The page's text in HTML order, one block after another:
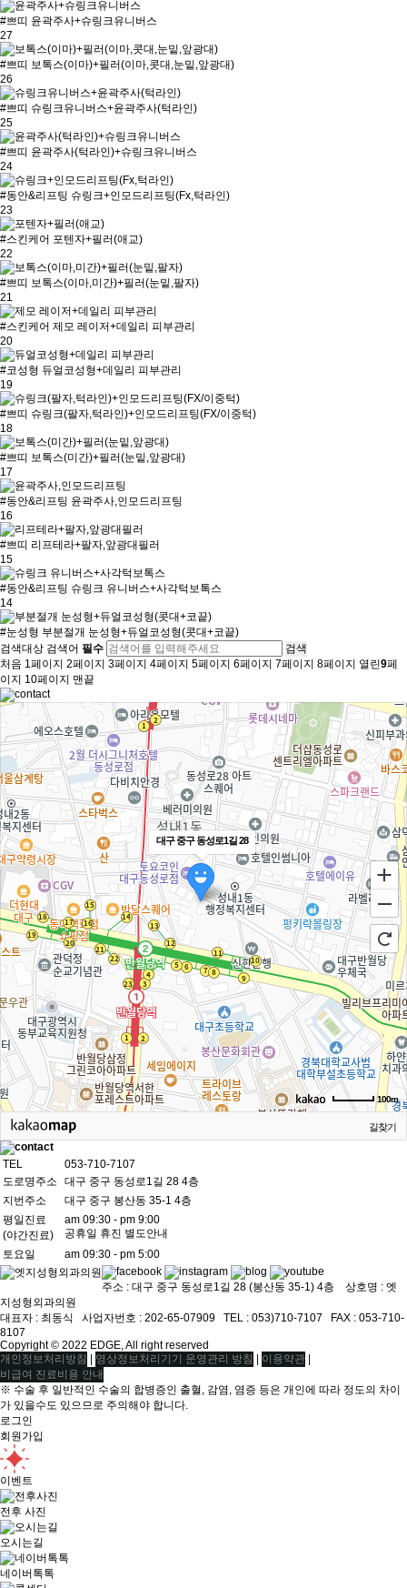
#쁘띠 윤곽주사+슈링크유니버스
27
#쁘띠 보톡스(이마)+필러(이마,콧대,눈밑,앞광대)
26
#쁘띠 슈링크유니버스+윤곽주사(턱라인)
25
#쁘띠 윤곽주사(턱라인)+슈링크유니버스
24
#동안&리프팅 슈링크+인모드리프팅(Fx,턱라인)
23
#스킨케어 포텐자+필러(애교)
22
#쁘띠 보톡스(이마,미간)+필러(눈밑,팔자)
21
#스킨케어 제모 레이저+데일리 피부관리
20
#코성형 듀얼코성형+데일리 피부관리
19
#쁘띠 슈링크(팔자,턱라인)+인모드리프팅(FX/이중턱)
18
#쁘띠 보톡스(미간)+필러(눈밑,앞광대)
17
#동안&리프팅 윤곽주사,인모드리프팅
16
#쁘띠 리프테라+팔자,앞광대필러
15
#동안&리프팅 슈링크 유니버스+사각턱보톡스
14
#눈성형 부분절개 눈성형+듀얼코성형(콧대+코끝)
검색대상 검색어 필수
검색
처음 1페이지 2페이지 3페이지 4페이지 5페이지 6페이지 7페이지 8페이지 열린9페
이지 10페이지 맨끝
대구 중구 동성로1길 28
100m
길찾기
TEL
053-710-7107
도로명주소
대구 중구 동성로1길 28 4층
지번주소
대구 중구 봉산동 35-1 4층
평일진료
(야간진료)
am 09:30 - pm 9:00
공휴일 휴진 별도안내
토요일
am 09:30 - pm 5:00
주소 : 대구 중구 동성로1길 28 (봉산동 35-1) 4층 상호명 : 엣
지성형외과의원
대표자 : 최동식ㅤ 사업자번호 : 202-65-07909ㅤ TEL : 053)710-7107ㅤ FAX : 053-710-
8107
Copyright © 2022 EDGE, All right reserved
개인정보처리방침 | 영상정보처리기기 운영관리 방침 | 이용약관 |
비급여 진료비용 안내
※ 수술 후 일반적인 수술의 합병증인 출혈, 감염, 염증 등은 개인에 따라 정도의 차이
가 있을수도 있으므로 주의해야 합니다.
로그인
회원가입
이벤트
전후 사진
오시는길
네이버톡톡